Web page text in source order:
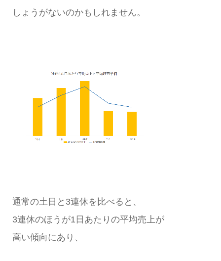
しょうがないのかもしれません。
通常の土日と3連休を比べると、
3連休のほうが1日あたりの平均売上が
高い傾向にあり、